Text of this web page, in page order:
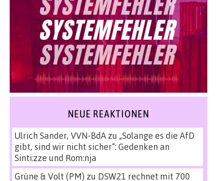
NEUE REAKTIONEN
Ulrich Sander, VVN-BdAzu „Solange es die AfD
gibt, sind wir nicht sicher“: Gedenken an
Sinti:zze und Rom:nja
Grüne & Volt (PM) zu DSW21 rechnet mit 700